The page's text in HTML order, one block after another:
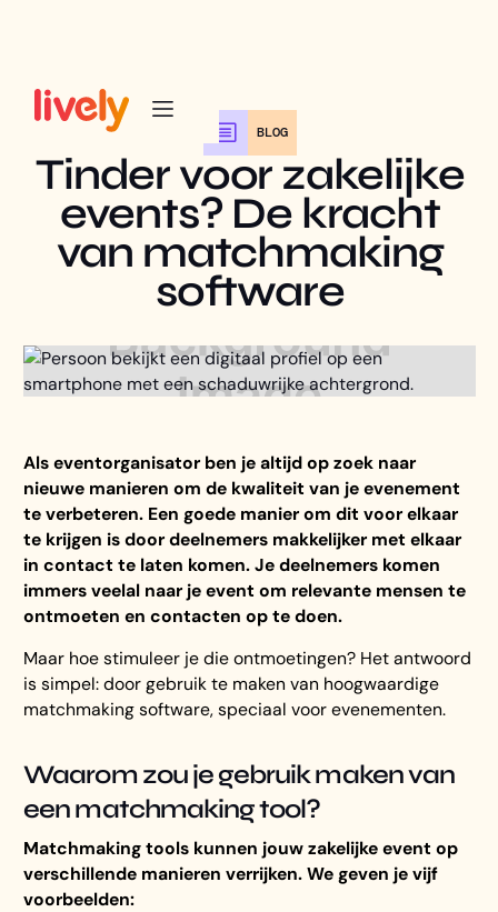
BLOG
Tinder voor zakelijke
events? De kracht
van matchmaking
software
Als eventorganisator ben je altijd op zoek naar
nieuwe manieren om de kwaliteit van je evenement
te verbeteren. Een goede manier om dit voor elkaar
te krijgen is door deelnemers makkelijker met elkaar
in contact te laten komen. Je deelnemers komen
immers veelal naar je event om relevante mensen te
ontmoeten en contacten op te doen.
Maar hoe stimuleer je die ontmoetingen? Het antwoord
is simpel: door gebruik te maken van hoogwaardige
matchmaking software, speciaal voor evenementen.
Waarom zouje gebruik maken van
een matchmaking tool?
Matchmaking tools kunnen jouw zakelijke event op
verschillende manieren verrijken. We geven je vijf
voorbeelden: